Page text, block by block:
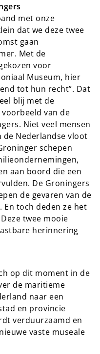
met onze
dat we deze twee
gaan
Met de
voor
Museum, hier
tot hun recht”. Dat
blij met de
van de
Niet veel mensen
de Nederlandse vloot
schepen
aan boord die een
De Groningers
de gevaren van de
En toch deden ze het
twee mooie
herinnering
op dit moment in de
de maritieme
naar een
en provincie
verduurzaamd en
vaste museale